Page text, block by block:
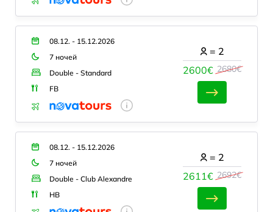
08.12. - 15.12.2026
7 ночей
Double - Standard
FB
2600€ 2680€
= 2
08.12. - 15.12.2026
7 ночей
Double - Club Alexandre
HB
2611€ 2692€
= 2